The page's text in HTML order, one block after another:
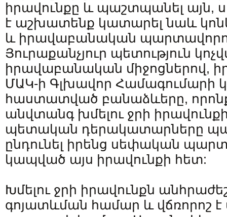
իրավունքը և պաշտպանել այն,
է աշխատենք կատարել նաև
և իրավաբանական
Յուրաքանչյուր պետություն
իրավաբանական միջոցներով,
ՄԱԿ-ի Գլխավոր Համագումարի
հաստատված բանաձևերը,
անվտանգ խմելու ջրի
պետական դերակատարները
ընդունել իրենց սեփական
կապված այս իրավունքի հետ:
Խմելու ջրի իրավունքն
գոյատևման համար և վճռորոշ է